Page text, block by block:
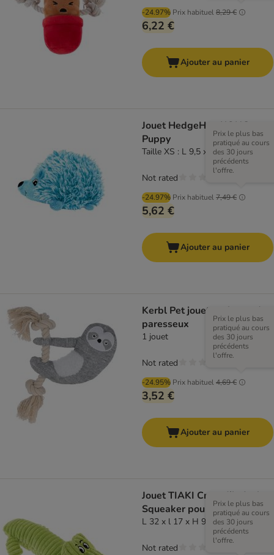
-24.97% Prix habituel8,29 €
6,22 €
Ajouter au panier
Jouet HedgeHug KONG
Puppy
Taille XS : L 9,5 x l 5,5 x H 6 cm
-24.97% Prix habituel7,49 €
Prix le plus bas
pratiqué au cours
des 30 jours
précédents
l'offre.
5,62 €
Not rated
Ajouter au panier
Kerbl Pet jouet en forme de
paresseux
1 jouet
-24.95% Prix habituel4,69 €
Prix le plus bas
pratiqué au cours
des 30 jours
précédents
l'offre.
3,52 €
Not rated
Ajouter au panier
Jouet TIAKI Crocodile Jack
Squeaker pour chien
L 32 x l 17 x H 9 cm
Prix le plus bas
pratiqué au cours
des 30 jours
précédents
l'offre.
Not rated